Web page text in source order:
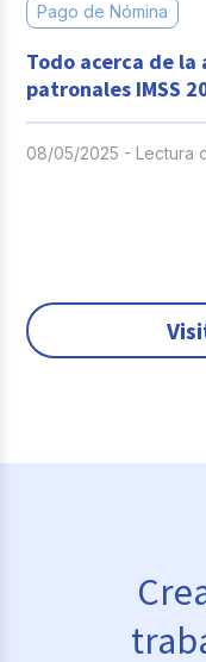
Pago de Nómina
Todo acerca de
patronales IMSS
08/05/2025 - Lectura